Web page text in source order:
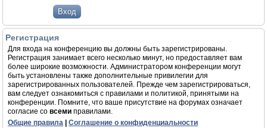
Регистрация
Для входа на конференцию вы должны быть зарегистрированы.
Регистрация занимает всего несколько минут, но предоставляет вам
более широкие возможности. Администратором конференции могут
быть установлены также дополнительные привилегии для
зарегистрированных пользователей. Прежде чем зарегистрироваться,
вам следует ознакомиться с правилами и политикой, принятыми на
конференции. Помните, что ваше присутствие на форумах означает
согласие со всеми правилами.
Общие правила
Соглашение о конфиденциальности